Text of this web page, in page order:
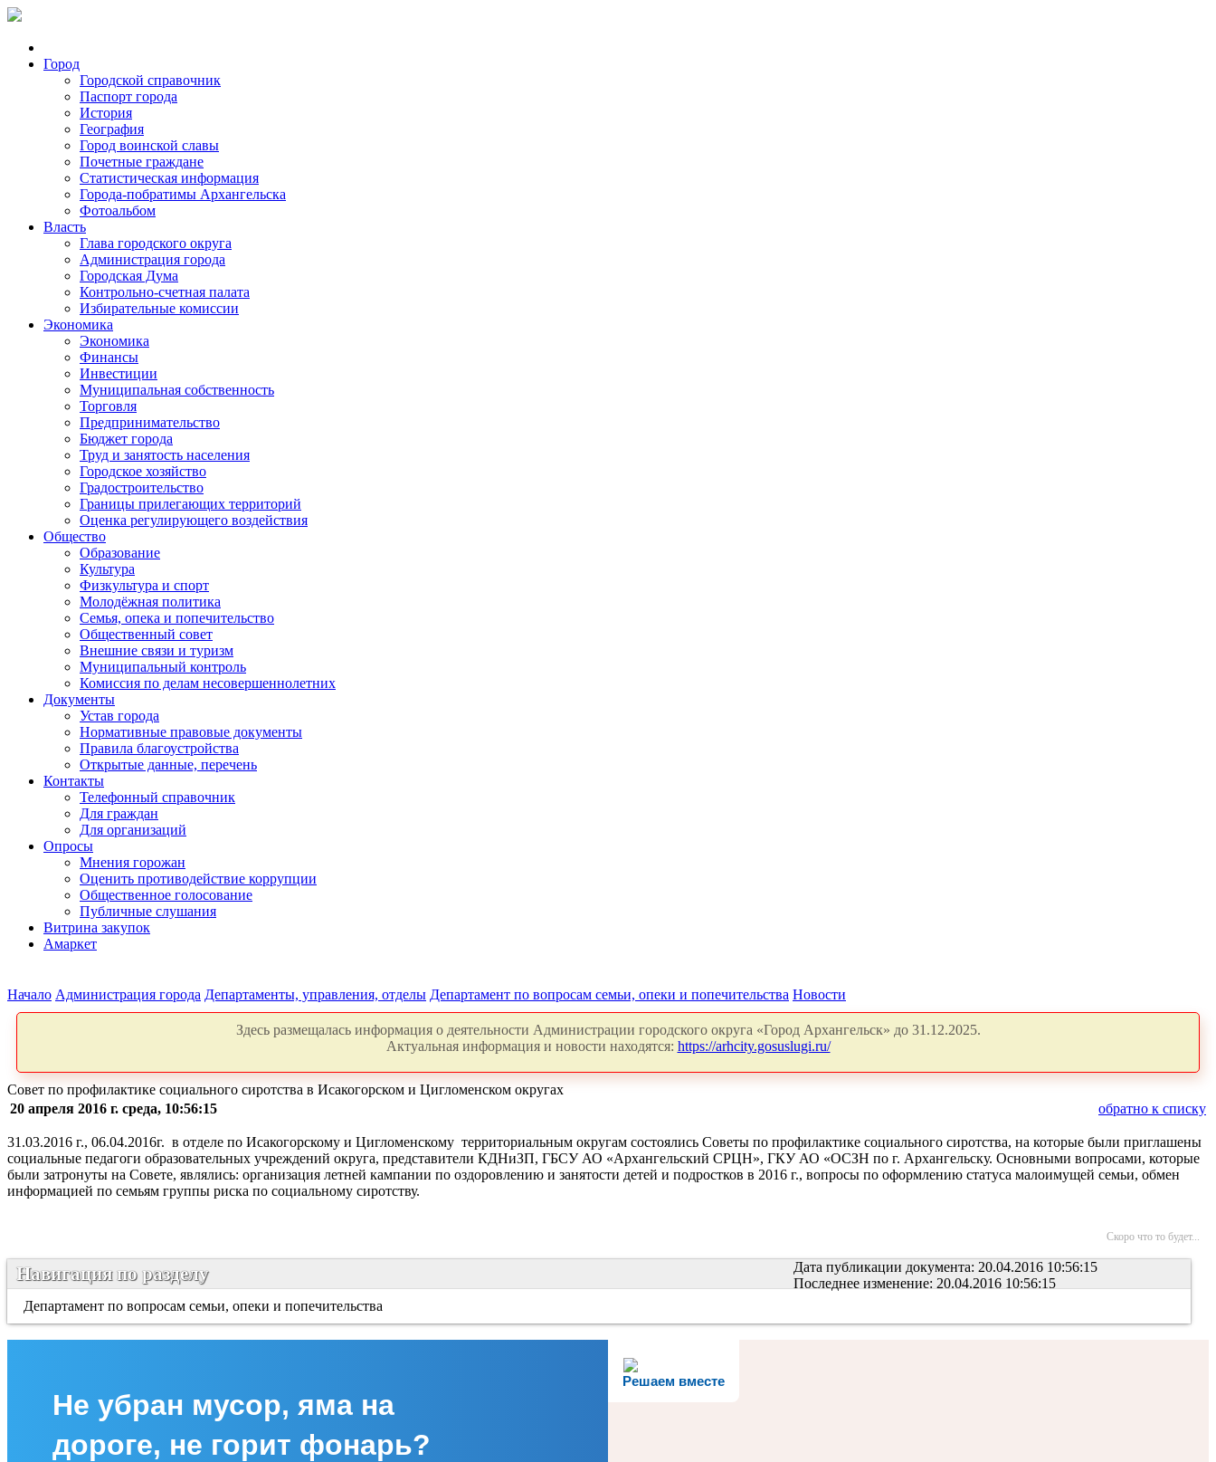
Город
Городской справочник
Паспорт города
История
География
Город воинской славы
Почетные граждане
Статистическая информация
Города-побратимы Архангельска
Фотоальбом
Власть
Глава городского округа
Администрация города
Городская Дума
Контрольно-счетная палата
Избирательные комиссии
Экономика
Экономика
Финансы
Инвестиции
Муниципальная собственность
Торговля
Предпринимательство
Бюджет города
Труд и занятость населения
Городское хозяйство
Градостроительство
Границы прилегающих территорий
Оценка регулирующего воздействия
Общество
Образование
Культура
Физкультура и спорт
Молодёжная политика
Семья, опека и попечительство
Общественный совет
Внешние связи и туризм
Муниципальный контроль
Комиссия по делам несовершеннолетних
Документы
Устав города
Нормативные правовые документы
Правила благоустройства
Открытые данные, перечень
Контакты
Телефонный справочник
Для граждан
Для организаций
Опросы
Мнения горожан
Оценить противодействие коррупции
Общественное голосование
Публичные слушания
Витрина закупок
Амаркет
Начало Администрация города Департаменты, управления, отделы Департамент по вопросам семьи, опеки и попечительства Новости
Здесь размещалась информация о деятельности Администрации городского округа «Город Архангельск» до 31.12.2025.
Актуальная информация и новости находятся: https://arhcity.gosuslugi.ru/
Совет по профилактике социального сиротства в Исакогорском и Цигломенском округах
20 апреля 2016 г. среда, 10:56:15
обратно к списку
31.03.2016 г., 06.04.2016г. в отделе по Исакогорскому и Цигломенскому территориальным округам состоялись Советы по профилактике социального сиротства, на которые были приглашены
социальные педагоги образовательных учреждений округа, представители КДНиЗП, ГБСУ АО «Архангельский СРЦН», ГКУ АО «ОСЗН по г. Архангельску. Основными вопросами, которые
были затронуты на Совете, являлись: организация летней кампании по оздоровлению и занятости детей и подростков в 2016 г., вопросы по оформлению статуса малоимущей семьи, обмен
информацией по семьям группы риска по социальному сиротству.
Скоро что то будет...
Дата публикации документа: 20.04.2016 10:56:15
Последнее изменение: 20.04.2016 10:56:15
Навигация по разделу
Департамент по вопросам семьи, опеки и попечительства
Решаем вместе
Не убран мусор, яма на
дороге, не горит фонарь?